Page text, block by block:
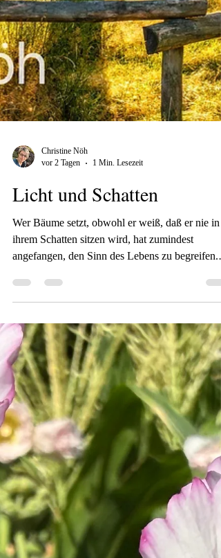
Christine Nöh
vor 2 Tagen
1 Min. Lesezeit
Licht und Schatten
Wer Bäume setzt, obwohl er weiß, daß er nie in
ihrem Schatten sitzen wird, hat zumindest
angefangen, den Sinn des Lebens zu begreifen.
Rabindranath Thrakur Endlich habe ich mir
nochmal Zeit zum Zeichnen genommen. Es ist
noch so viel was ich dazu lernen möchte, dass
wahrscheinlich nicht alt genug werde, um das
zu machen. Wie mit allem merkt man erst, wenn
man besser wird, wie viel noch fehlt. Das
wichtigste ist aber mutig zu sein. Mutig zu sein,
die eigenen Kunstwerk